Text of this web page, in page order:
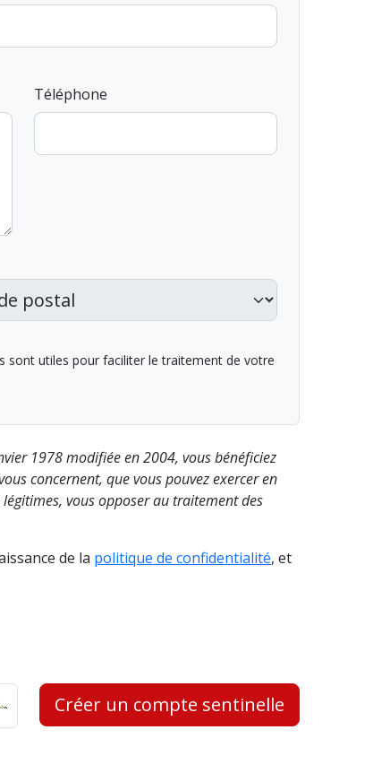
Téléphone
sont utiles pour faciliter le traitement de votre
1978 modifiée en 2004, vous bénéficiez
concernent, que vous pouvez exercer en
vous opposer au traitement des
de la politique de confidentialité, et
Créer un compte sentinelle